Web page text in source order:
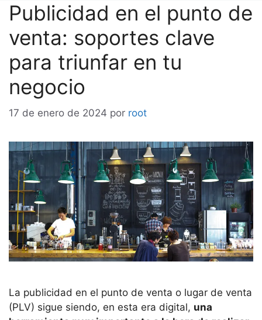
Publicidad en el punto de
venta: soportes clave
para triunfar en tu
negocio
17 de enero de 2024 por root
La publicidad en el punto de venta o lugar de venta
(PLV) sigue siendo, en esta era digital, una